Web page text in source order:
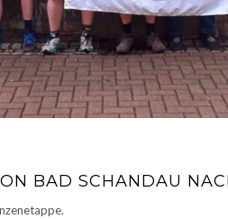
BAD SCHANDAU